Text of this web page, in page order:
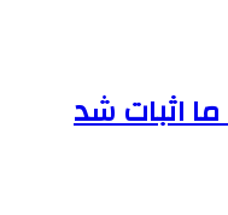
اثبات شد